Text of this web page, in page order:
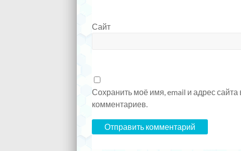
Сайт
Сохранить моё имя, email и адрес
комментариев.